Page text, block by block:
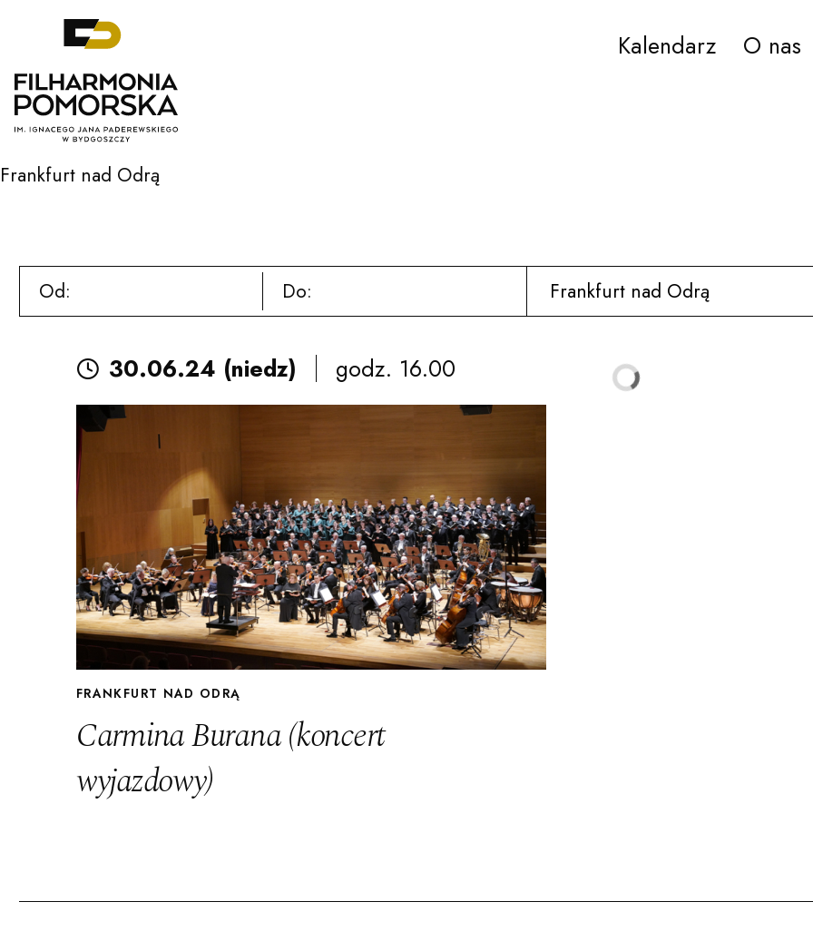
Filharmonia Pomorska im. Ignacego Jana Paderewskiego w Bydgoszczy
Kalendarz O nas
Filharmonia Pomorska im. Ignacego Jana Paderewskiego w Bydgoszczy
Kalendarz
O nas
Aktualności
Frankfurt nad Odrą
Od:
wydarzeń
Do:
wydarzeń
Czytaj więcej
30.06.24 (niedz) godz. 16.00
FRANKFURT NAD ODRĄ
Carmina Burana (koncert
wyjazdowy)